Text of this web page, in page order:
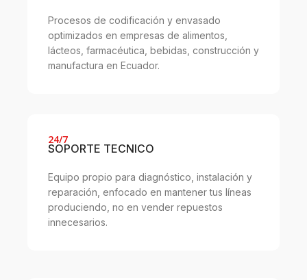
Procesos de codificación y envasado
optimizados en empresas de alimentos,
lácteos, farmacéutica, bebidas, construcción y
manufactura en Ecuador.
24/7
SOPORTE TECNICO
Equipo propio para diagnóstico, instalación y
reparación, enfocado en mantener tus líneas
produciendo, no en vender repuestos
innecesarios.